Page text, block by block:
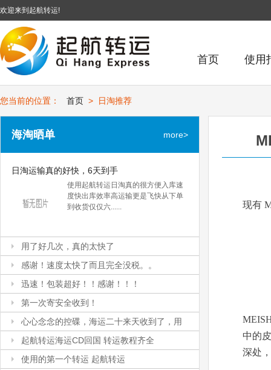
欢迎来到起航转运!
首页 使用
您当前的位置： 首页 > 日淘推荐
海淘晒单
more>
日淘运输真的好快，6天到手
日淘运输真的好快，6天到手
使用起航转运日淘真的很方便入库速
度快出库效率高运输更是飞快从下单
到收货仅仅六......
用了好几次，真的太快了
用了好几次，真的太快了
转运速度妥妥的，而且打包的很稳
妥...
感谢！速度太快了而且完全没税。。
感谢！速度太快了而且完全没税。。
天啊，速度太快了而且完全没税。。
直接就投递了。。太感谢
啦。。！！！...
迅速！包装超好！！感谢！！！
迅速！包装超好！！感谢！！！
好迅速！天啊，不敢相信就用了9
天。。10号发出的，19号早上就收到
了。。包装得超级......
第一次寄安全收到！
第一次寄安全收到！
第一次寄还担心包裹会有损坏！结果
非常完好的收到了！从寄出到收到刚
好十天，还包......
心心念念的控碟，海运二十来天收到了，用
的还是起航转运
心心念念的控碟，海运二十来天收到了，用的还
是起航转运
心心念念的控碟，海运二十来天收到
了，用的还是起航转运，毕竟合箱免
起航转运海运CD回国 转运教程齐全
起航转运海运CD回国 转运教程齐全
使用的第一个转运 起航转运
现有
中的
深处